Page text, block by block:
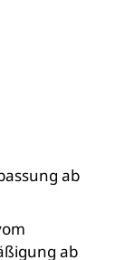
ab
ab